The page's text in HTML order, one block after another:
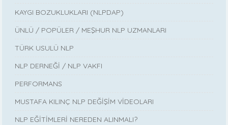
KAYGI BOZUKLUKLARI (NLPDAP)
ÜNLÜ / POPÜLER / MEŞHUR NLP UZMANLARI
TÜRK USULÜ NLP
NLP DERNEĞİ / NLP VAKFI
PERFORMANS
MUSTAFA KILINÇ NLP DEĞİŞİM VİDEOLARI
NLP EĞİTİMLERİ NEREDEN ALINMALI?